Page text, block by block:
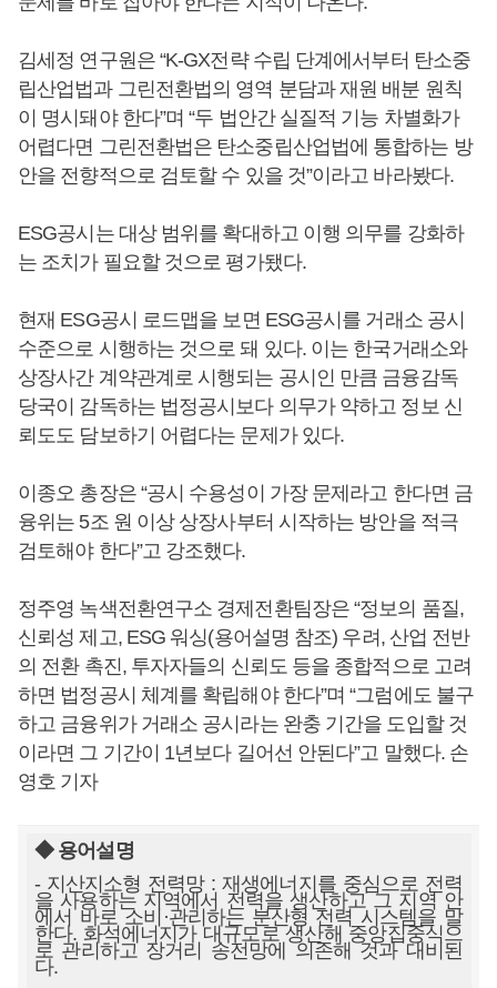
김세정 연구원은 “K-GX전략 수립 단계에서부터 탄소중
립산업법과 그린전환법의 영역 분담과 재원 배분 원칙
이 명시돼야 한다”며 “두 법안간 실질적 기능 차별화가
어렵다면 그린전환법은 탄소중립산업법에 통합하는 방
안을 전향적으로 검토할 수 있을 것”이라고 바라봤다.
ESG공시는 대상 범위를 확대하고 이행 의무를 강화하
는 조치가 필요할 것으로 평가됐다.
현재 ESG공시 로드맵을 보면 ESG공시를 거래소 공시
수준으로 시행하는 것으로 돼 있다. 이는 한국거래소와
상장사간 계약관계로 시행되는 공시인 만큼 금융감독
당국이 감독하는 법정공시보다 의무가 약하고 정보 신
뢰도도 담보하기 어렵다는 문제가 있다.
이종오 총장은 “공시 수용성이 가장 문제라고 한다면 금
융위는 5조 원 이상 상장사부터 시작하는 방안을 적극
검토해야 한다”고 강조했다.
정주영 녹색전환연구소 경제전환팀장은 “정보의 품질,
신뢰성 제고, ESG 워싱(용어설명 참조) 우려, 산업 전반
의 전환 촉진, 투자자들의 신뢰도 등을 종합적으로 고려
하면 법정공시 체계를 확립해야 한다”며 “그럼에도 불구
하고 금융위가 거래소 공시라는 완충 기간을 도입할 것
이라면 그 기간이 1년보다 길어선 안된다”고 말했다. 손
영호 기자
◆ 용어설명
- 지산지소형 전력망 : 재생에너지를 중심으로 전력
을 사용하는 지역에서 전력을 생산하고 그 지역 안
에서 바로 소비·관리하는 분산형 전력 시스템을 말
한다. 화석에너지가 대규모로 생산해 중앙집중식으
로 관리하고 장거리 송전망에 의존해 것과 대비된
다.